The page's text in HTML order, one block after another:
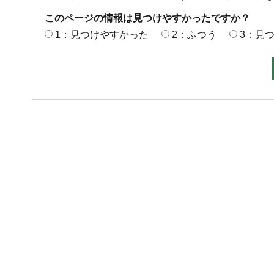
このページの情報は見つけやすかったですか？
1：見つけやすかった
2：ふつう 3：見